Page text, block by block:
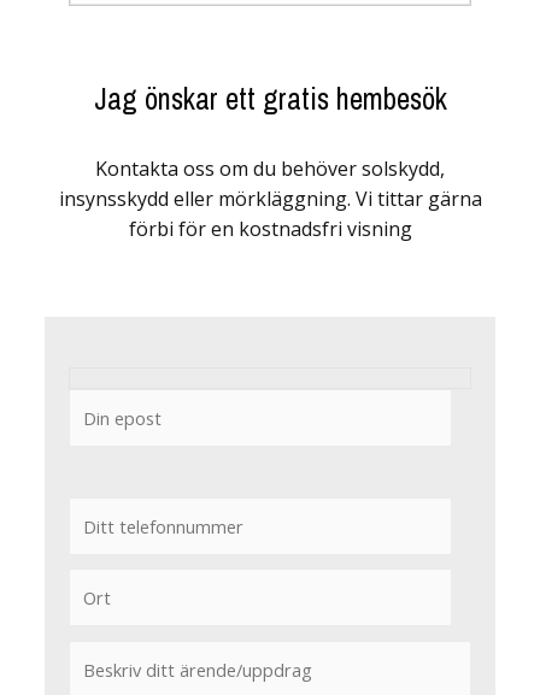
Jag önskar ett gratis hembesök
Kontakta oss om du behöver solskydd,
insynsskydd eller mörkläggning. Vi tittar gärna
förbi för en kostnadsfri visning